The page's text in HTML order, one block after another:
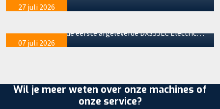
27 juli 2026
07 juli 2026
soepel door. Na de eerste afgeleverde DX355LC Electric…
Wil je meer weten over onze machines of
onze service?